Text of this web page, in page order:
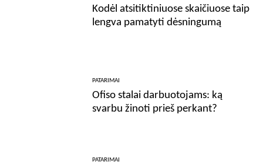
Kodėl atsitiktiniuose skaičiuose taip
lengva pamatyti dėsningumą
PATARIMAI
Ofiso stalai darbuotojams: ką
svarbu žinoti prieš perkant?
PATARIMAI